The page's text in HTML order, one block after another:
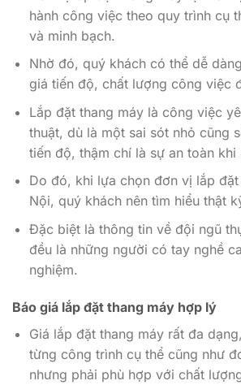
hành công việc theo quy trình cụ
và minh bạch.
Nhờ đó, quý khách có thể dễ
giá tiến độ, chất lượng công việc
Lắp đặt thang máy là công việc
thuật, dù là một sai sót nhỏ cũng
tiến độ, thậm chí là sự an toàn khi
Do đó, khi lựa chọn đơn vị lắp
Nội, quý khách nên tìm hiểu thật
Đặc biệt là thông tin về đội ngũ
đều là những người có tay nghề
nghiệm.
Báo giá lắp đặt thang máy hợp lý
Giá lắp đặt thang máy rất đa
từng công trình cụ thể cũng như
nhưng phải phù hợp với chất